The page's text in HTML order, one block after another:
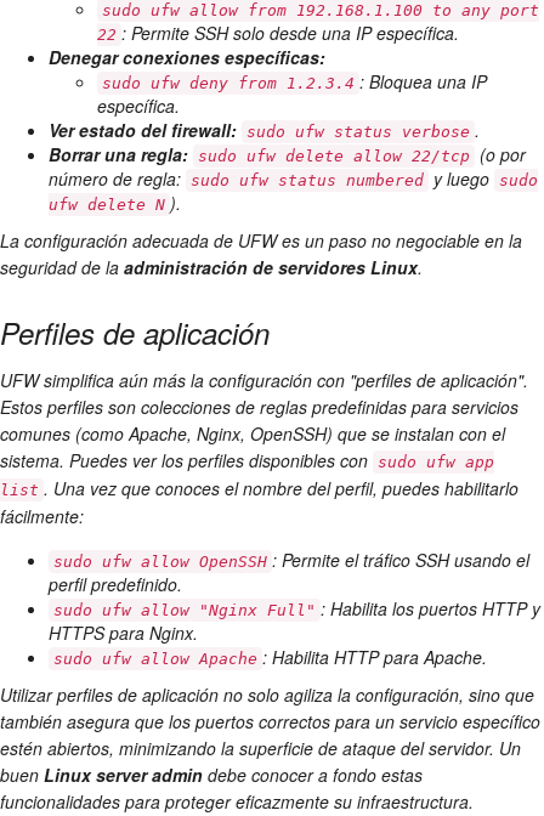
sudo ufw allow from 192.168.1.100 to any port
22 : Permite SSH solo desde una IP específica.
Denegar conexiones específicas:
sudo ufw deny from 1.2.3.4 : Bloquea una IP
específica.
Ver estado del firewall: sudo ufw status verbose .
Borrar una regla: sudo ufw delete allow 22/tcp (o por
número de regla: sudo ufw status numbered y luego sudo
ufw delete N ).
La configuración adecuada de UFW es un paso no negociable en la
seguridad de la administración de servidores Linux.
Perfiles de aplicación
UFW simplifica aún más la configuración con "perfiles de aplicación".
Estos perfiles son colecciones de reglas predefinidas para servicios
comunes (como Apache, Nginx, OpenSSH) que se instalan con el
sistema. Puedes ver los perfiles disponibles con sudo ufw app
list . Una vez que conoces el nombre del perfil, puedes habilitarlo
fácilmente:
sudo ufw allow OpenSSH : Permite el tráfico SSH usando el
perfil predefinido.
sudo ufw allow "Nginx Full" : Habilita los puertos HTTP y
HTTPS para Nginx.
sudo ufw allow Apache : Habilita HTTP para Apache.
Utilizar perfiles de aplicación no solo agiliza la configuración, sino que
también asegura que los puertos correctos para un servicio específico
estén abiertos, minimizando la superficie de ataque del servidor. Un
buen Linux server admin debe conocer a fondo estas
funcionalidades para proteger eficazmente su infraestructura.